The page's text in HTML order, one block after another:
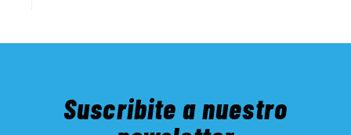
Suscribite a nuestro